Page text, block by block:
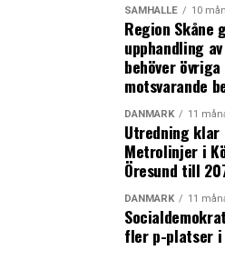
SAMHÄLLE 10
Region
upphandling
behöver
motsvarande
DANMARK 11
Utredning klar
Metrolinjer i
Öresund till
DANMARK 11
fler p-platser i